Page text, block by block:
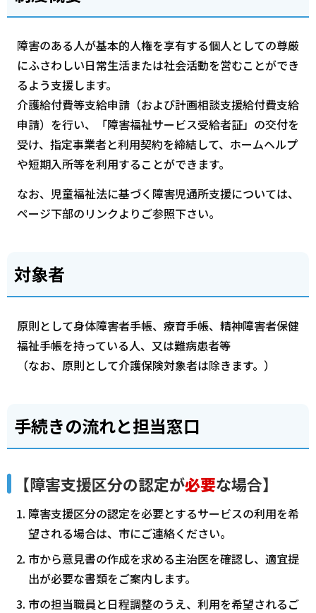
障害のある人が基本的人権を享有する個人としての尊厳
にふさわしい日常生活または社会活動を営むことができ
るよう支援します。
介護給付費等支給申請（および計画相談支援給付費支給
申請）を行い、「障害福祉サービス受給者証」の交付を
受け、指定事業者と利用契約を締結して、ホームヘルプ
や短期入所等を利用することができます。
なお、児童福祉法に基づく障害児通所支援については、
ページ下部のリンクよりご参照下さい。
対象者
原則として身体障害者手帳、療育手帳、精神障害者保健
福祉手帳を持っている人、又は難病患者等
（なお、原則として介護保険対象者は除きます。）
手続きの流れと担当窓口
【障害支援区分の認定が必要な場合】
障害支援区分の認定を必要とするサービスの利用を希
望される場合は、市にご連絡ください。
市から意見書の作成を求める主治医を確認し、適宜提
出が必要な書類をご案内します。
市の担当職員と日程調整のうえ、利用を希望されるご